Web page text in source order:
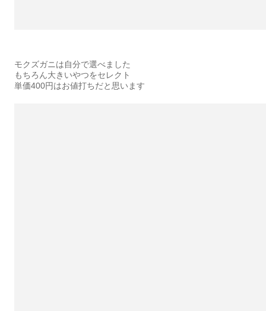
モクズガニは自分で選べました
もちろん大きいやつをセレクト
単価400円はお値打ちだと思います